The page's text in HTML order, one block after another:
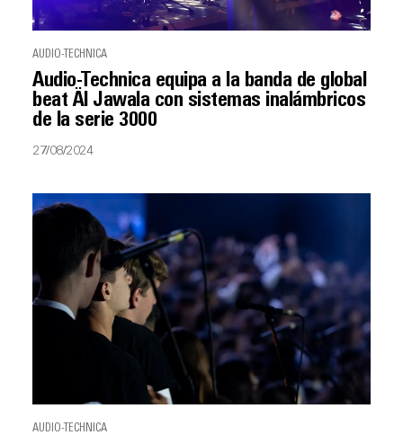
AUDIO-TECHNICA
Audio-Technica equipa a la banda de global
beat Äl Jawala con sistemas inalámbricos
de la serie 3000
27/08/2024
AUDIO-TECHNICA